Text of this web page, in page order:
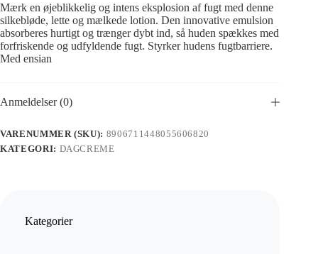
Mærk en øjeblikkelig og intens eksplosion af fugt med denne
silkebløde, lette og mælkede lotion. Den innovative emulsion
absorberes hurtigt og trænger dybt ind, så huden spækkes med
forfriskende og udfyldende fugt. Styrker hudens fugtbarriere.
Med ensian
Anmeldelser (0)
VARENUMMER (SKU): 8906711448055606820
KATEGORI: DAGCREME
Kategorier